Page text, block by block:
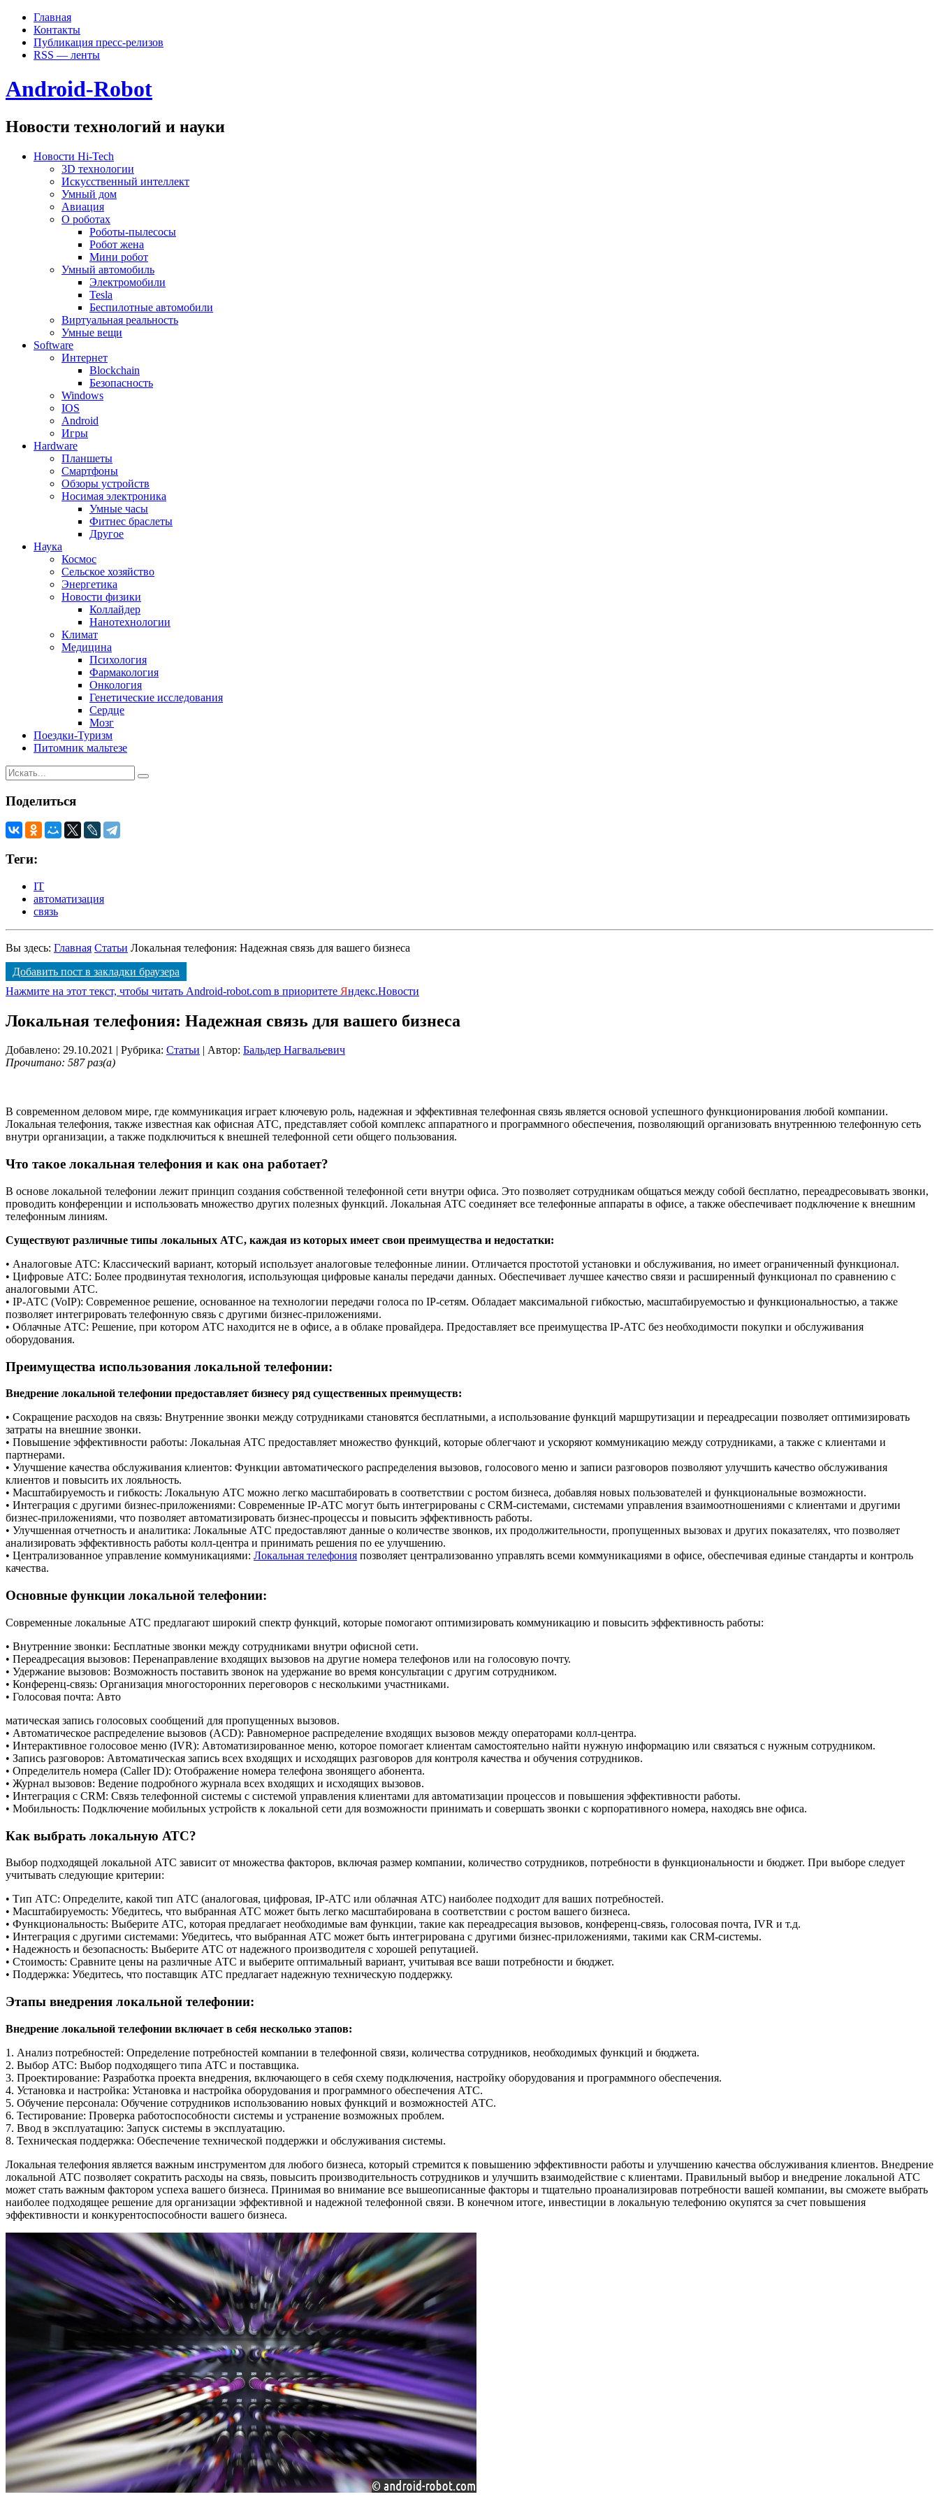
Главная
Контакты
Публикация пресс-релизов
RSS — ленты
Android-Robot
Новости технологий и науки
Новости Hi-Tech
3D технологии
Искусственный интеллект
Умный дом
Авиация
О роботах
Роботы-пылесосы
Робот жена
Мини робот
Умный автомобиль
Электромобили
Tesla
Беспилотные автомобили
Виртуальная реальность
Умные вещи
Software
Интернет
Blockchain
Безопасность
Windows
IOS
Android
Игры
Hardware
Планшеты
Смартфоны
Обзоры устройств
Носимая электроника
Умные часы
Фитнес браслеты
Другое
Наука
Космос
Сельское хозяйство
Энергетика
Новости физики
Коллайдер
Нанотехнологии
Климат
Медицина
Психология
Фармакология
Онкология
Генетические исследования
Сердце
Мозг
Поездки-Туризм
Питомник мальтезе
Поделиться
Теги:
IT
автоматизация
связь
Вы здесь: Главная Статьи Локальная телефония: Надежная связь для вашего бизнеса
Добавить пост в закладки браузера
Нажмите на этот текст, чтобы читать Android-robot.com в приоритете Яндекс.Новости
Локальная телефония: Надежная связь для вашего бизнеса
Добавлено: 29.10.2021 | Рубрика: Статьи | Автор: Бальдер Нагвальевич
Прочитано: 587 раз(а)
В современном деловом мире, где коммуникация играет ключевую роль, надежная и эффективная телефонная связь является основой успешного функционирования любой компании.
Локальная телефония, также известная как офисная АТС, представляет собой комплекс аппаратного и программного обеспечения, позволяющий организовать внутреннюю телефонную сеть
внутри организации, а также подключиться к внешней телефонной сети общего пользования.
Что такое локальная телефония и как она работает?
В основе локальной телефонии лежит принцип создания собственной телефонной сети внутри офиса. Это позволяет сотрудникам общаться между собой бесплатно, переадресовывать звонки,
проводить конференции и использовать множество других полезных функций. Локальная АТС соединяет все телефонные аппараты в офисе, а также обеспечивает подключение к внешним
телефонным линиям.
Существуют различные типы локальных АТС, каждая из которых имеет свои преимущества и недостатки:
• Аналоговые АТС: Классический вариант, который использует аналоговые телефонные линии. Отличается простотой установки и обслуживания, но имеет ограниченный функционал.
• Цифровые АТС: Более продвинутая технология, использующая цифровые каналы передачи данных. Обеспечивает лучшее качество связи и расширенный функционал по сравнению с
аналоговыми АТС.
• IP-АТС (VoIP): Современное решение, основанное на технологии передачи голоса по IP-сетям. Обладает максимальной гибкостью, масштабируемостью и функциональностью, а также
позволяет интегрировать телефонную связь с другими бизнес-приложениями.
• Облачные АТС: Решение, при котором АТС находится не в офисе, а в облаке провайдера. Предоставляет все преимущества IP-АТС без необходимости покупки и обслуживания
оборудования.
Преимущества использования локальной телефонии:
Внедрение локальной телефонии предоставляет бизнесу ряд существенных преимуществ:
• Сокращение расходов на связь: Внутренние звонки между сотрудниками становятся бесплатными, а использование функций маршрутизации и переадресации позволяет оптимизировать
затраты на внешние звонки.
• Повышение эффективности работы: Локальная АТС предоставляет множество функций, которые облегчают и ускоряют коммуникацию между сотрудниками, а также с клиентами и
партнерами.
• Улучшение качества обслуживания клиентов: Функции автоматического распределения вызовов, голосового меню и записи разговоров позволяют улучшить качество обслуживания
клиентов и повысить их лояльность.
• Масштабируемость и гибкость: Локальную АТС можно легко масштабировать в соответствии с ростом бизнеса, добавляя новых пользователей и функциональные возможности.
• Интеграция с другими бизнес-приложениями: Современные IP-АТС могут быть интегрированы с CRM-системами, системами управления взаимоотношениями с клиентами и другими
бизнес-приложениями, что позволяет автоматизировать бизнес-процессы и повысить эффективность работы.
• Улучшенная отчетность и аналитика: Локальные АТС предоставляют данные о количестве звонков, их продолжительности, пропущенных вызовах и других показателях, что позволяет
анализировать эффективность работы колл-центра и принимать решения по ее улучшению.
• Централизованное управление коммуникациями: Локальная телефония позволяет централизованно управлять всеми коммуникациями в офисе, обеспечивая единые стандарты и контроль
качества.
Основные функции локальной телефонии:
Современные локальные АТС предлагают широкий спектр функций, которые помогают оптимизировать коммуникацию и повысить эффективность работы:
• Внутренние звонки: Бесплатные звонки между сотрудниками внутри офисной сети.
• Переадресация вызовов: Перенаправление входящих вызовов на другие номера телефонов или на голосовую почту.
• Удержание вызовов: Возможность поставить звонок на удержание во время консультации с другим сотрудником.
• Конференц-связь: Организация многосторонних переговоров с несколькими участниками.
• Голосовая почта: Авто
матическая запись голосовых сообщений для пропущенных вызовов.
• Автоматическое распределение вызовов (ACD): Равномерное распределение входящих вызовов между операторами колл-центра.
• Интерактивное голосовое меню (IVR): Автоматизированное меню, которое помогает клиентам самостоятельно найти нужную информацию или связаться с нужным сотрудником.
• Запись разговоров: Автоматическая запись всех входящих и исходящих разговоров для контроля качества и обучения сотрудников.
• Определитель номера (Caller ID): Отображение номера телефона звонящего абонента.
• Журнал вызовов: Ведение подробного журнала всех входящих и исходящих вызовов.
• Интеграция с CRM: Связь телефонной системы с системой управления клиентами для автоматизации процессов и повышения эффективности работы.
• Мобильность: Подключение мобильных устройств к локальной сети для возможности принимать и совершать звонки с корпоративного номера, находясь вне офиса.
Как выбрать локальную АТС?
Выбор подходящей локальной АТС зависит от множества факторов, включая размер компании, количество сотрудников, потребности в функциональности и бюджет. При выборе следует
учитывать следующие критерии:
• Тип АТС: Определите, какой тип АТС (аналоговая, цифровая, IP-АТС или облачная АТС) наиболее подходит для ваших потребностей.
• Масштабируемость: Убедитесь, что выбранная АТС может быть легко масштабирована в соответствии с ростом вашего бизнеса.
• Функциональность: Выберите АТС, которая предлагает необходимые вам функции, такие как переадресация вызовов, конференц-связь, голосовая почта, IVR и т.д.
• Интеграция с другими системами: Убедитесь, что выбранная АТС может быть интегрирована с другими бизнес-приложениями, такими как CRM-системы.
• Надежность и безопасность: Выберите АТС от надежного производителя с хорошей репутацией.
• Стоимость: Сравните цены на различные АТС и выберите оптимальный вариант, учитывая все ваши потребности и бюджет.
• Поддержка: Убедитесь, что поставщик АТС предлагает надежную техническую поддержку.
Этапы внедрения локальной телефонии:
Внедрение локальной телефонии включает в себя несколько этапов:
1. Анализ потребностей: Определение потребностей компании в телефонной связи, количества сотрудников, необходимых функций и бюджета.
2. Выбор АТС: Выбор подходящего типа АТС и поставщика.
3. Проектирование: Разработка проекта внедрения, включающего в себя схему подключения, настройку оборудования и программного обеспечения.
4. Установка и настройка: Установка и настройка оборудования и программного обеспечения АТС.
5. Обучение персонала: Обучение сотрудников использованию новых функций и возможностей АТС.
6. Тестирование: Проверка работоспособности системы и устранение возможных проблем.
7. Ввод в эксплуатацию: Запуск системы в эксплуатацию.
8. Техническая поддержка: Обеспечение технической поддержки и обслуживания системы.
Локальная телефония является важным инструментом для любого бизнеса, который стремится к повышению эффективности работы и улучшению качества обслуживания клиентов. Внедрение
локальной АТС позволяет сократить расходы на связь, повысить производительность сотрудников и улучшить взаимодействие с клиентами. Правильный выбор и внедрение локальной АТС
может стать важным фактором успеха вашего бизнеса. Принимая во внимание все вышеописанные факторы и тщательно проанализировав потребности вашей компании, вы сможете выбрать
наиболее подходящее решение для организации эффективной и надежной телефонной связи. В конечном итоге, инвестиции в локальную телефонию окупятся за счет повышения
эффективности и конкурентоспособности вашего бизнеса.